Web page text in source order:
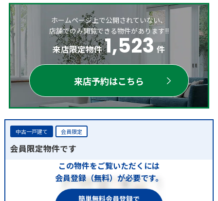
ホームページ上で公開されていない、
店舗でのみ閲覧できる物件があります!!
来店限定物件 1,523 件
来店予約はこちら
中古一戸建て 会員限定
会員限定物件です
この物件をご覧いただくには
会員登録（無料）が必要です。
簡単無料会員登録で